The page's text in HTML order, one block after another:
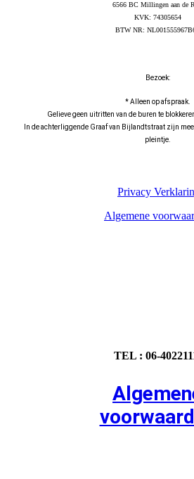
6566 BC Millingen aan de
KVK: 74305654
BTW NR:
Bezoek:
* Alleen op afspraak.
Gelieve geen uitritten van de buren te
In de achterliggende Graaf van Bijlandtstraat zijn
pleintje.
Privacy
Algemene
TEL : 06-